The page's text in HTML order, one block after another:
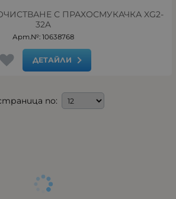
С ПРАХОСМУКАЧКА XG2-
32A
Арт.№: 10638768
ДЕТАЙЛИ
по: